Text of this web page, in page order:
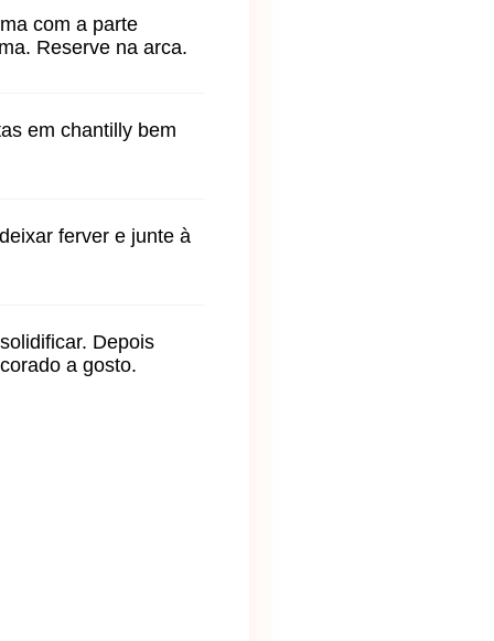
com a parte
Reserve na arca.
em chantilly bem
ferver e junte à
Depois
a gosto.